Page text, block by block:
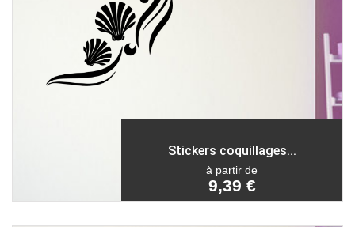
Stickers coquillages...
à partir de
9,39 €